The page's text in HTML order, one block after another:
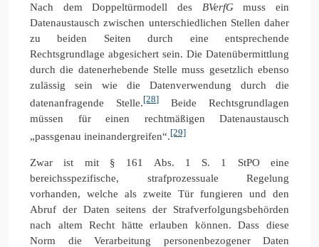
Nach dem Doppeltürmodell des BVerfGmuss ein
Datenaustausch zwischen unterschiedlichen Stellen daher
zu beiden Seiten durch eine entsprechende
Rechtsgrundlage abgesichert sein. Die Datenübermittlung
durch die datenerhebende Stelle muss gesetzlich ebenso
zulässig sein wie die Datenverwendung durch die
datenanfragende Stelle.[28]
Beide Rechtsgrundlagen
müssen für einen rechtmäßigen Datenaustausch
„passgenau ineinandergreifen“.[29]
Zwar ist mit § 161 Abs. 1 S. 1 StPO eine
bereichsspezifische, strafprozessuale Regelung
vorhanden, welche als zweite Tür fungieren und den
Abruf der Daten seitens der Strafverfolgungsbehörden
nach altem Recht hätte erlauben können. Dass diese
Norm die Verarbeitung personenbezogener Daten